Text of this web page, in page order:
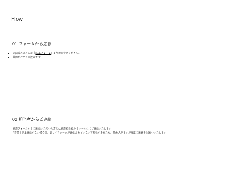
01 フォームから応募
ご興味のある方は「応募フォーム
」よりお問合せください。
質問だけでも大歓迎です！
02 担当者からご連絡
採用フォームからご連絡いただいた方には採用担当者からメールにてご連絡いたします
3営業日以上連絡がない場合は、正しくフォームが送信されていない可能性があるため、恐れ入りますが再度ご連絡をお願いいたします
Flow